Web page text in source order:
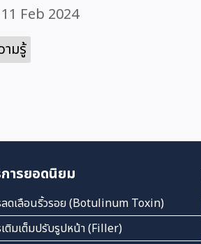
11 Feb 2024
ามรู้
ารยอดนิยม
ลดเลือนริ้วรอย (Botulinum Toxin)
เติมเต็มปรับรูปหน้า (Filler)